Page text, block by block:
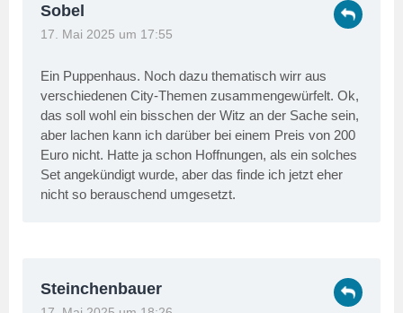
Sobel
17. Mai 2025 um 17:55
Ein Puppenhaus. Noch dazu thematisch wirr aus
verschiedenen City-Themen zusammengewürfelt. Ok,
das soll wohl ein bisschen der Witz an der Sache sein,
aber lachen kann ich darüber bei einem Preis von 200
Euro nicht. Hatte ja schon Hoffnungen, als ein solches
Set angekündigt wurde, aber das finde ich jetzt eher
nicht so berauschend umgesetzt.
Steinchenbauer